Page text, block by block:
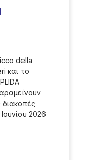
della
και το
διακοπές
2026